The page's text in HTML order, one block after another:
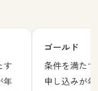
す
年
ゴールド
条件を満たす
申し込みが年